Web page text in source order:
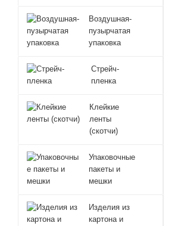
Воздушная-
пузырчатая
упаковка
Стрейч-
пленка
Клейкие
ленты
(скотчи)
Упаковочные
пакеты и
мешки
Изделия из
картона и